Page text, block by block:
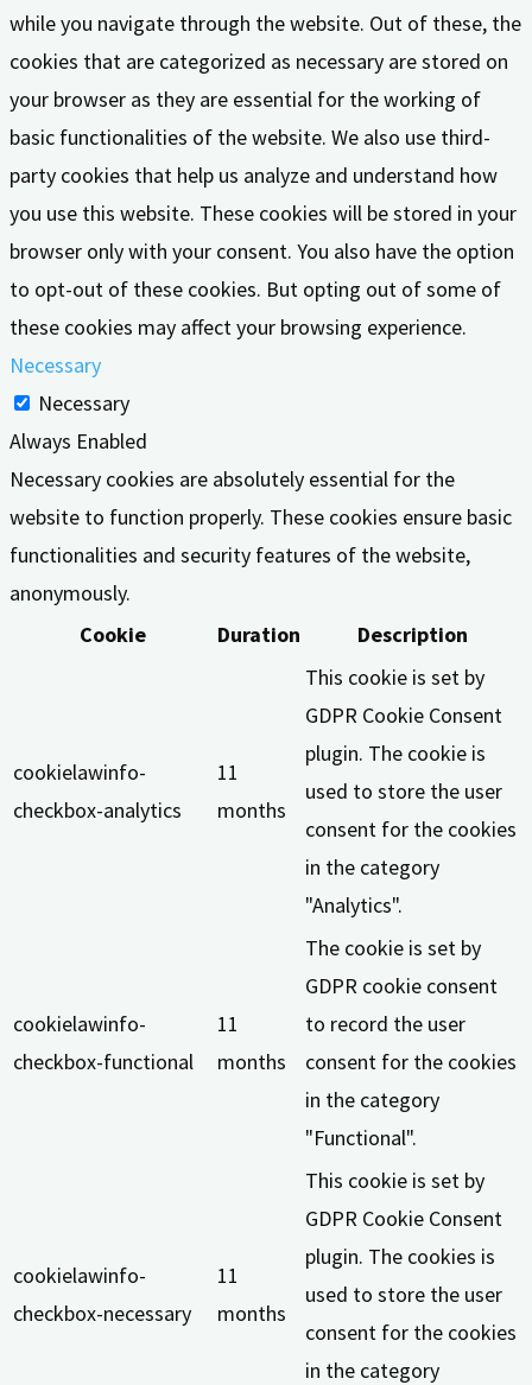
while you navigate through the website. Out of these, the
cookies that are categorized as necessary are stored on
your browser as they are essential for the working of
basic functionalities of the website. We also use third-
party cookies that help us analyze and understand how
you use this website. These cookies will be stored in your
browser only with your consent. You also have the option
to opt-out of these cookies. But opting out of some of
these cookies may affect your browsing experience.
Necessary
Necessary
Always Enabled
Necessary cookies are absolutely essential for the
website to function properly. These cookies ensure basic
functionalities and security features of the website,
anonymously.
Cookie
Duration Description
cookielawinfo-
checkbox-analytics
11
months
This cookie is set by
GDPR Cookie Consent
plugin. The cookie is
used to store the user
consent for the cookies
in the category
"Analytics".
cookielawinfo-
checkbox-functional
11
months
The cookie is set by
GDPR cookie consent
to record the user
consent for the cookies
in the category
"Functional".
cookielawinfo-
checkbox-necessary
11
months
This cookie is set by
GDPR Cookie Consent
plugin. The cookies is
used to store the user
consent for the cookies
in the category